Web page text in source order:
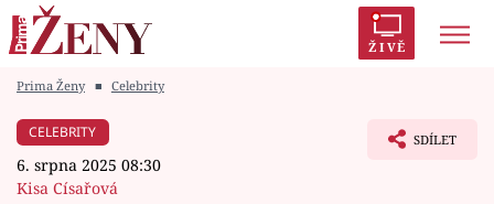
ŽIVĚ
Módní alarm
Prima Ženy ■ Celebrity
CELEBRITY
6. srpna 2025 08:30
Kisa Císařová
SDÍLET